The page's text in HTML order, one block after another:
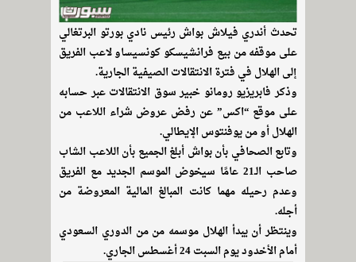
تحدث أندري فيلاش بواش رئيس نادي بورتو البرتغالي
على موقفه من بيع فرانشيسكو كونسيساو لاعب الفريق
إلى الهلال في فترة الانتقالات الصيفية الجارية.
وذكر فابريزيو رومانو خبير سوق الانتقالات عبر حسابه
على موقع “اكس” عن رفض عروض شراء اللاعب من
الهلال أو من يوفنتوس الإيطالي.
وتابع الصحافي بأن بواش أبلغ الجميع بأن اللاعب الشاب
صاحب الـ21 عامًا سيخوض الموسم الجديد مع الفريق
وعدم رحيله مهما كانت المبالغ المالية المعروضة من
أجله.
وينتظر أن يبدأ الهلال موسمه من من الدوري السعودي
أمام الأخدود يوم السبت 24 أغسطس الجاري.